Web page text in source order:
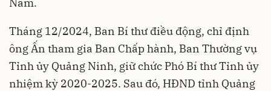
Tháng 12/2024, Ban Bí thư điều động, chỉ định
ông Ấn tham gia Ban Chấp hành, Ban Thường vụ
Tỉnh ủy Quảng Ninh, giữ chức Phó Bí thư Tỉnh ủy
nhiệm kỳ 2020-2025. Sau đó, HĐND tỉnh Quảng